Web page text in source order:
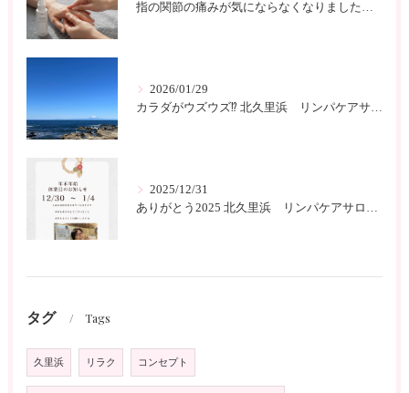
指の関節の痛みが気にならなくなりました 北久里浜 リンパケアサロンc-class
2026/01/29
カラダがウズウズ⁉️ 北久里浜 リンパケアサロンc-class
2025/12/31
ありがとう2025 北久里浜 リンパケアサロンc-class
タグ Tags
久里浜 リラク コンセプト